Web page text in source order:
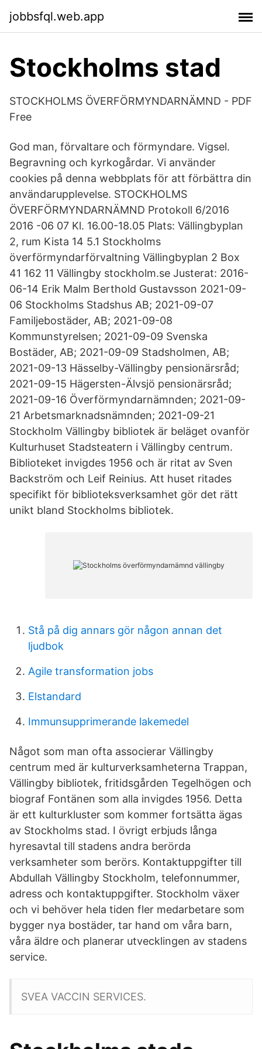
jobbsfql.web.app
Stockholms stad
STOCKHOLMS ÖVERFÖRMYNDARNÄMND - PDF
Free
God man, förvaltare och förmyndare. Vigsel.
Begravning och kyrkogårdar. Vi använder
cookies på denna webbplats för att förbättra din
användarupplevelse. STOCKHOLMS
ÖVERFÖRMYNDARNÄMND Protokoll 6/2016
2016 -06 07 Kl. 16.00-18.05 Plats: Vällingbyplan
2, rum Kista 14 5.1 Stockholms
överförmyndarförvaltning Vällingbyplan 2 Box
41 162 11 Vällingby stockholm.se Justerat: 2016-
06-14 Erik Malm Berthold Gustavsson 2021-09-
06 Stockholms Stadshus AB; 2021-09-07
Familjebostäder, AB; 2021-09-08
Kommunstyrelsen; 2021-09-09 Svenska
Bostäder, AB; 2021-09-09 Stadsholmen, AB;
2021-09-13 Hässelby-Vällingby pensionärsråd;
2021-09-15 Hägersten-Älvsjö pensionärsråd;
2021-09-16 Överförmyndarnämnden; 2021-09-
21 Arbetsmarknadsnämnden; 2021-09-21
Stockholm Vällingby bibliotek är beläget ovanför
Kulturhuset Stadsteatern i Vällingby centrum.
Biblioteket invigdes 1956 och är ritat av Sven
Backström och Leif Reinius. Att huset ritades
specifikt för biblioteksverksamhet gör det rätt
unikt bland Stockholms bibliotek.
Stå på dig annars gör någon annan det
ljudbok
Agile transformation jobs
Elstandard
Immunsupprimerande lakemedel
Något som man ofta associerar Vällingby
centrum med är kulturverksamheterna Trappan,
Vällingby bibliotek, fritidsgården Tegelhögen och
biograf Fontänen som alla invigdes 1956. Detta
är ett kulturkluster som kommer fortsätta ägas
av Stockholms stad. I övrigt erbjuds långa
hyresavtal till stadens andra berörda
verksamheter som berörs. Kontaktuppgifter till
Abdullah Vällingby Stockholm, telefonnummer,
adress och kontaktuppgifter. Stockholm växer
och vi behöver hela tiden fler medarbetare som
bygger nya bostäder, tar hand om våra barn,
våra äldre och planerar utvecklingen av stadens
service.
SVEA VACCIN SERVICES.